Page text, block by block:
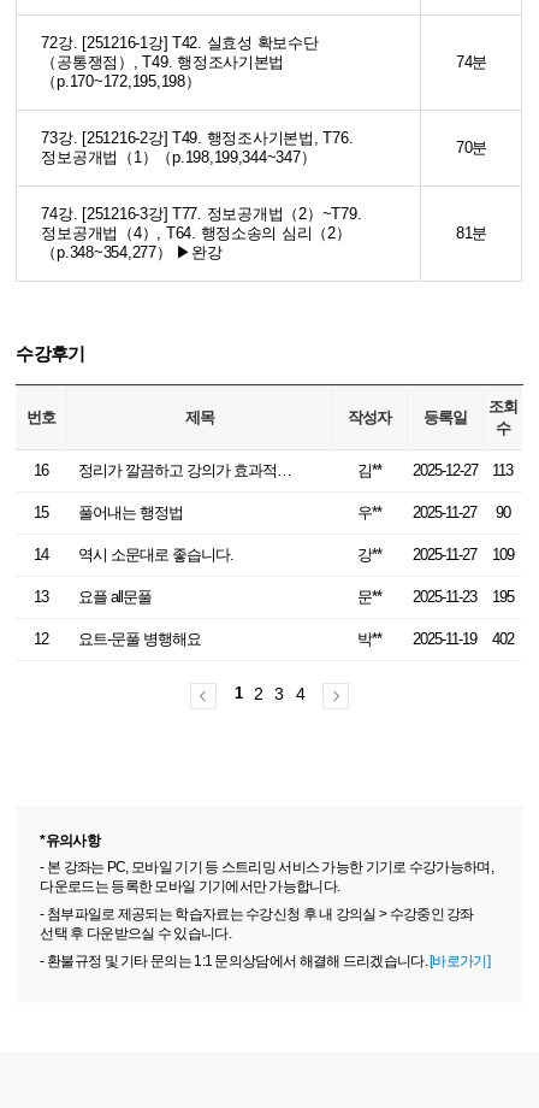
72강. [251216-1강] T42. 실효성 확보수단
（공통쟁점）, T49. 행정조사기본법
（p.170~172,195,198）
74분
73강. [251216-2강] T49. 행정조사기본법, T76.
정보공개법（1）（p.198,199,344~347）
70분
74강. [251216-3강] T77. 정보공개법（2）~T79.
정보공개법（4）, T64. 행정소송의 심리（2）
（p.348~354,277） ▶완강
81분
수강후기
번호 제목 작성자 등록일
조회
수
16 김** 2025-12-27 113
15 풀어내는 행정법 우** 2025-11-27 90
14 역시 소문대로 좋습니다. 강** 2025-11-27 109
13 요플 all문풀 문** 2025-11-23 195
12 요트-문풀 병행해요 박** 2025-11-19 402
1 2 3 4
*유의사항
- 본 강좌는 PC, 모바일 기기 등 스트리밍 서비스 가능한 기기로 수강가능하며,
다운로드는 등록한 모바일 기기에서만 가능합니다.
- 첨부파일로 제공되는 학습자료는 수강신청 후 내 강의실 > 수강중인 강좌
선택 후 다운받으실 수 있습니다.
- 환불규정 및 기타 문의는 1:1 문의상담에서 해결해 드리겠습니다.[바로가기]